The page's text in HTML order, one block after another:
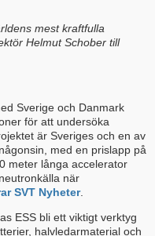
mest kraftfulla
Helmut Schober till
Sverige och Danmark
för att undersöka
är Sveriges och en av
med en prislapp på
meter långa accelerator
när
SVT Nyheter.
ESS bli ett viktigt verktyg
halvledarmaterial och